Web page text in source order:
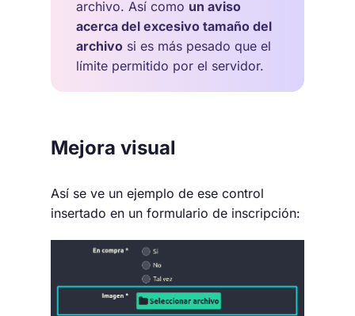
archivo. Así como un aviso
acerca del excesivo tamaño del
archivo si es más pesado que el
límite permitido por el servidor.
Mejora visual
Así se ve un ejemplo de ese control
insertado en un formulario de inscripción: